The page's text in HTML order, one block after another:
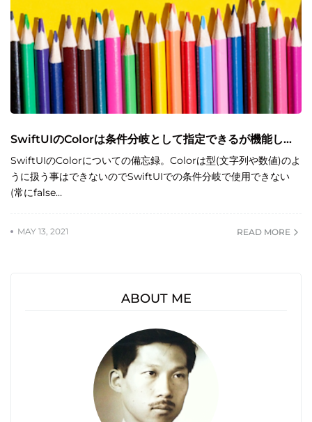
SwiftUIのColorは条件分岐として指定できるが機能し...
SwiftUIのColorについての備忘録。Colorは型(文字列や数値)のよ
うに扱う事はできないのでSwiftUIでの条件分岐で使用できない
(常にfalse…
MAY 13, 2021 READ MORE
ABOUT ME